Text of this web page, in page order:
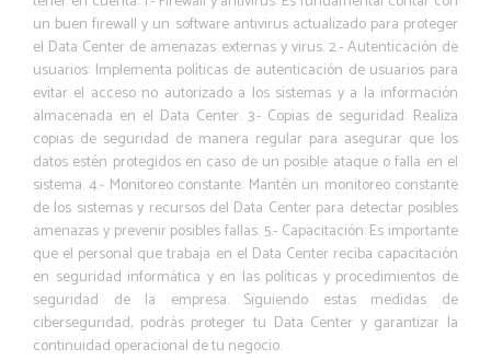
un buen firewall y un software antivirus actualizado para proteger
el Data Center de amenazas externas y virus. 2.- Autenticación de
usuarios: Implementa políticas de autenticación de usuarios para
evitar el acceso no autorizado a los sistemas y a la información
almacenada en el Data Center. 3.- Copias de seguridad: Realiza
copias de seguridad de manera regular para asegurar que los
datos estén protegidos en caso de un posible ataque o falla en el
sistema. 4.- Monitoreo constante: Mantén un monitoreo constante
de los sistemas y recursos del Data Center para detectar posibles
amenazas y prevenir posibles fallas. 5.- Capacitación: Es importante
que el personal que trabaja en el Data Center reciba capacitación
en seguridad informática y en las políticas y procedimientos de
seguridad de la empresa. Siguiendo estas medidas de
ciberseguridad, podrás proteger tu Data Center y garantizar la
continuidad operacional de tu negocio.